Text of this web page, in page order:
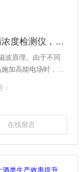
别等酒驾被查才重视：便携酒精浓度检测仪，藏在车里的出行安全防线
波原理。由于不同
加高能电场时，因
在线留言